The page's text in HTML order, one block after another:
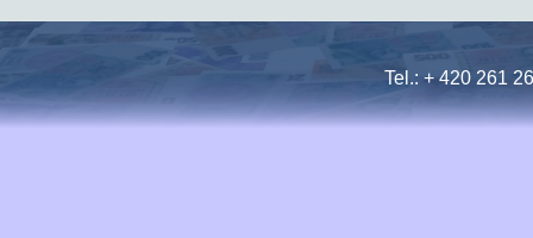
Tel.: + 420 261